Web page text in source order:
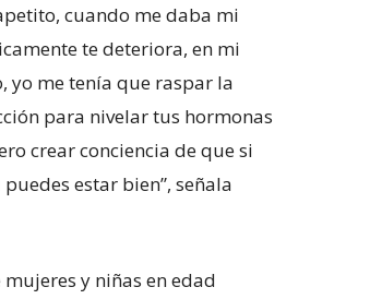
cuando me daba mi
te deteriora, en mi
yo me tenía que raspar la
para nivelar tus hormonas
crear conciencia de que si
estar bien”, señala
y niñas en edad